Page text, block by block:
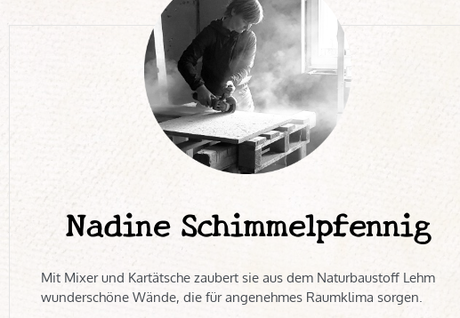
Nadine Schimmelpfennig
Mit Mixer und Kartätsche zaubert sie aus dem Naturbaustoff Lehm
wunderschöne Wände, die für angenehmes Raumklima sorgen.